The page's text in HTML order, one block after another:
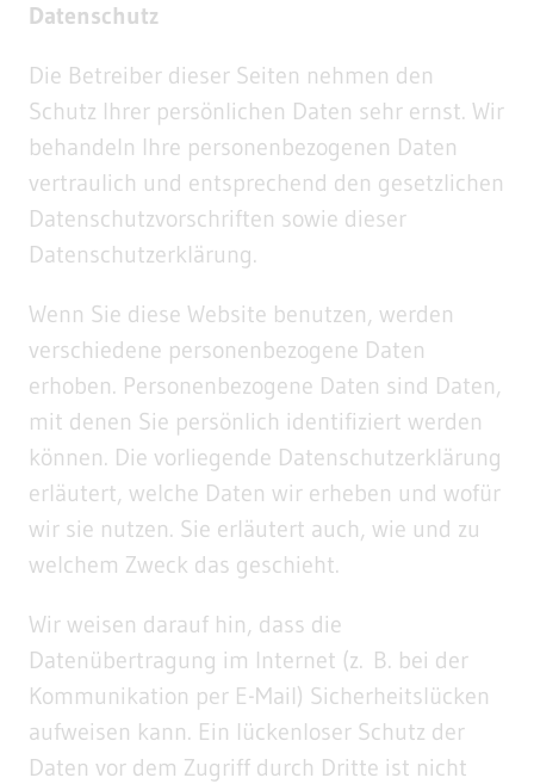
Datenschutz
Die Betreiber dieser Seiten nehmen den
Schutz Ihrer persönlichen Daten sehr ernst. Wir
behandeln Ihre personenbezogenen Daten
vertraulich und entsprechend den gesetzlichen
Datenschutzvorschriften sowie dieser
Datenschutzerklärung.
Wenn Sie diese Website benutzen, werden
verschiedene personenbezogene Daten
erhoben. Personenbezogene Daten sind Daten,
mit denen Sie persönlich identifiziert werden
können. Die vorliegende Datenschutzerklärung
erläutert, welche Daten wir erheben und wofür
wir sie nutzen. Sie erläutert auch, wie und zu
welchem Zweck das geschieht.
Wir weisen darauf hin, dass die
Datenübertragung im Internet (z. B. bei der
Kommunikation per E-Mail) Sicherheitslücken
aufweisen kann. Ein lückenloser Schutz der
Daten vor dem Zugriff durch Dritte ist nicht